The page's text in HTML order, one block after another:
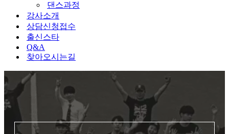
댄스과정
강사소개
상담신청접수
출신스타
Q&A
찾아오시는길